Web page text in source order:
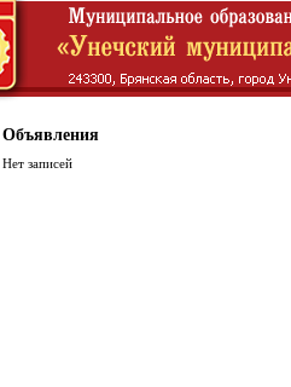
Объявления
Нет записей